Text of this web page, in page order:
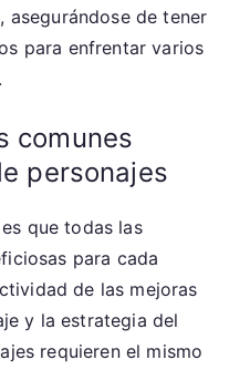
asegurándose de tener
para enfrentar varios
comunes
personajes
que todas las
para cada
de las mejoras
y la estrategia del
requieren el mismo